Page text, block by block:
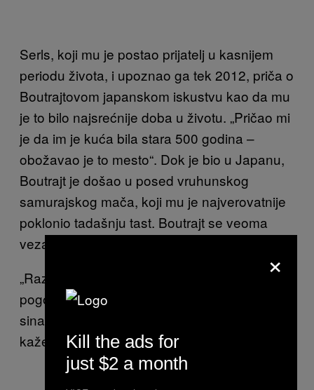
Serls, koji mu je postao prijatelj u kasnijem
periodu života, i upoznao ga tek 2012, priča o
Boutrajtovom japanskom iskustvu kao da mu
je to bilo najsrećnije doba u životu. „Pričao mi
je da im je kuća bila stara 500 godina –
obožavao je to mesto“. Dok je bio u Japanu,
Boutrajt je došao u posed vruhunskog
samurajskog mača, koji mu je najverovatnije
poklonio tadašnju tast. Boutrajt se veoma
vezao za taj mač.
„Razveli su se, ali su im se odnosi ekstremno
pogoršali, jer ona mu nije dozvoljavala da vidi
sina. Potpuno ga je odstranila iz svog života“,
kaže Serls.
×
Kill the ads for
just $2 a month